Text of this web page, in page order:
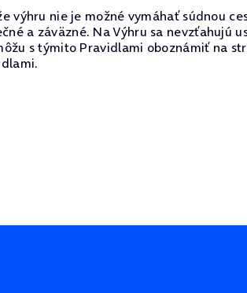
výhru nie je možné vymáhať súdnou
a záväzné. Na Výhru sa nevzťahujú
s týmito Pravidlami oboznámiť na